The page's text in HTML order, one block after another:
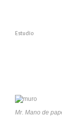
Estudio
Mr. Mano de